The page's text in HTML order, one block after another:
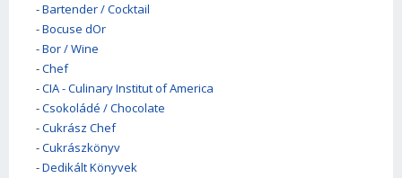
-Bartender / Cocktail
-Bocuse dOr
-Bor / Wine
-Chef
-CIA - Culinary Institut of America
-Csokoládé / Chocolate
-Cukrász Chef
-Cukrászkönyv
-Dedikált Könyvek